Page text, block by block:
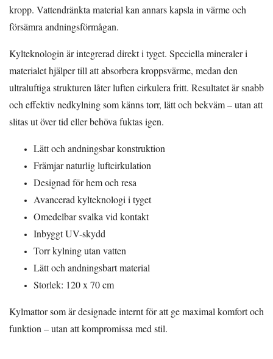
kropp. Vattendränkta material kan annars kapsla in värme och
försämra andningsförmågan.
Kylteknologin är integrerad direkt i tyget. Speciella mineraler i
materialet hjälper till att absorbera kroppsvärme, medan den
ultraluftiga strukturen låter luften cirkulera fritt. Resultatet är snabb
och effektiv nedkylning som känns torr, lätt och bekväm – utan att
slitas ut över tid eller behöva fuktas igen.
Lätt och andningsbar konstruktion
Främjar naturlig luftcirkulation
Designad för hem och resa
Avancerad kylteknologi i tyget
Omedelbar svalka vid kontakt
Inbyggt UV-skydd
Torr kylning utan vatten
Lätt och andningsbart material
Storlek: 120 x 70 cm
Kylmattor som är designade internt för att ge maximal komfort och
funktion – utan att kompromissa med stil.